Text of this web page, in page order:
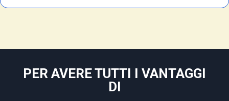
PER AVERE TUTTI I VANTAGGI
DI